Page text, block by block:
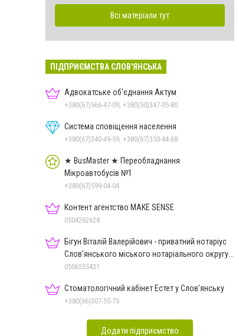
Всі матеріали тут
ПІДПРИЄМСТВА СЛОВ'ЯНСЬКА
Адвокатське об'єднання Актум
+380(67)566-47-09, +380(50)347-05-80
Система сповіщення населення
+380(67)340-49-59, +380(67)350-44-68
★ BusMaster ★ Переобладнання
Мікроавтобусів №1
+380(67)599-04-04
Контент агентство MAKE SENSE
0504262624
Бігун Віталій Валерійович - приватний нотаріус
Слов'янського міського нотаріального округу
Дон.обл.
0506555431
Стоматологічний кабінет Естет у Слов'янську
+380(66)307-55-75
Додати підприємство